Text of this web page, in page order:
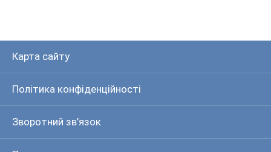
Карта сайту
Політика конфіденційності
Зворотний зв’язок